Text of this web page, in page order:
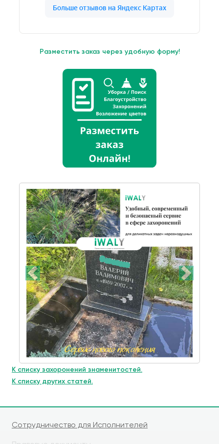
Разместить заказ через удобную форму!
К списку захоронений знаменитостей.
К списку других статей.
Сотрудничество для Исполнителей